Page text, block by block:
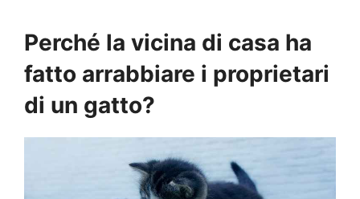
Perché la vicina di casa ha
fatto arrabbiare i proprietari
di un gatto?